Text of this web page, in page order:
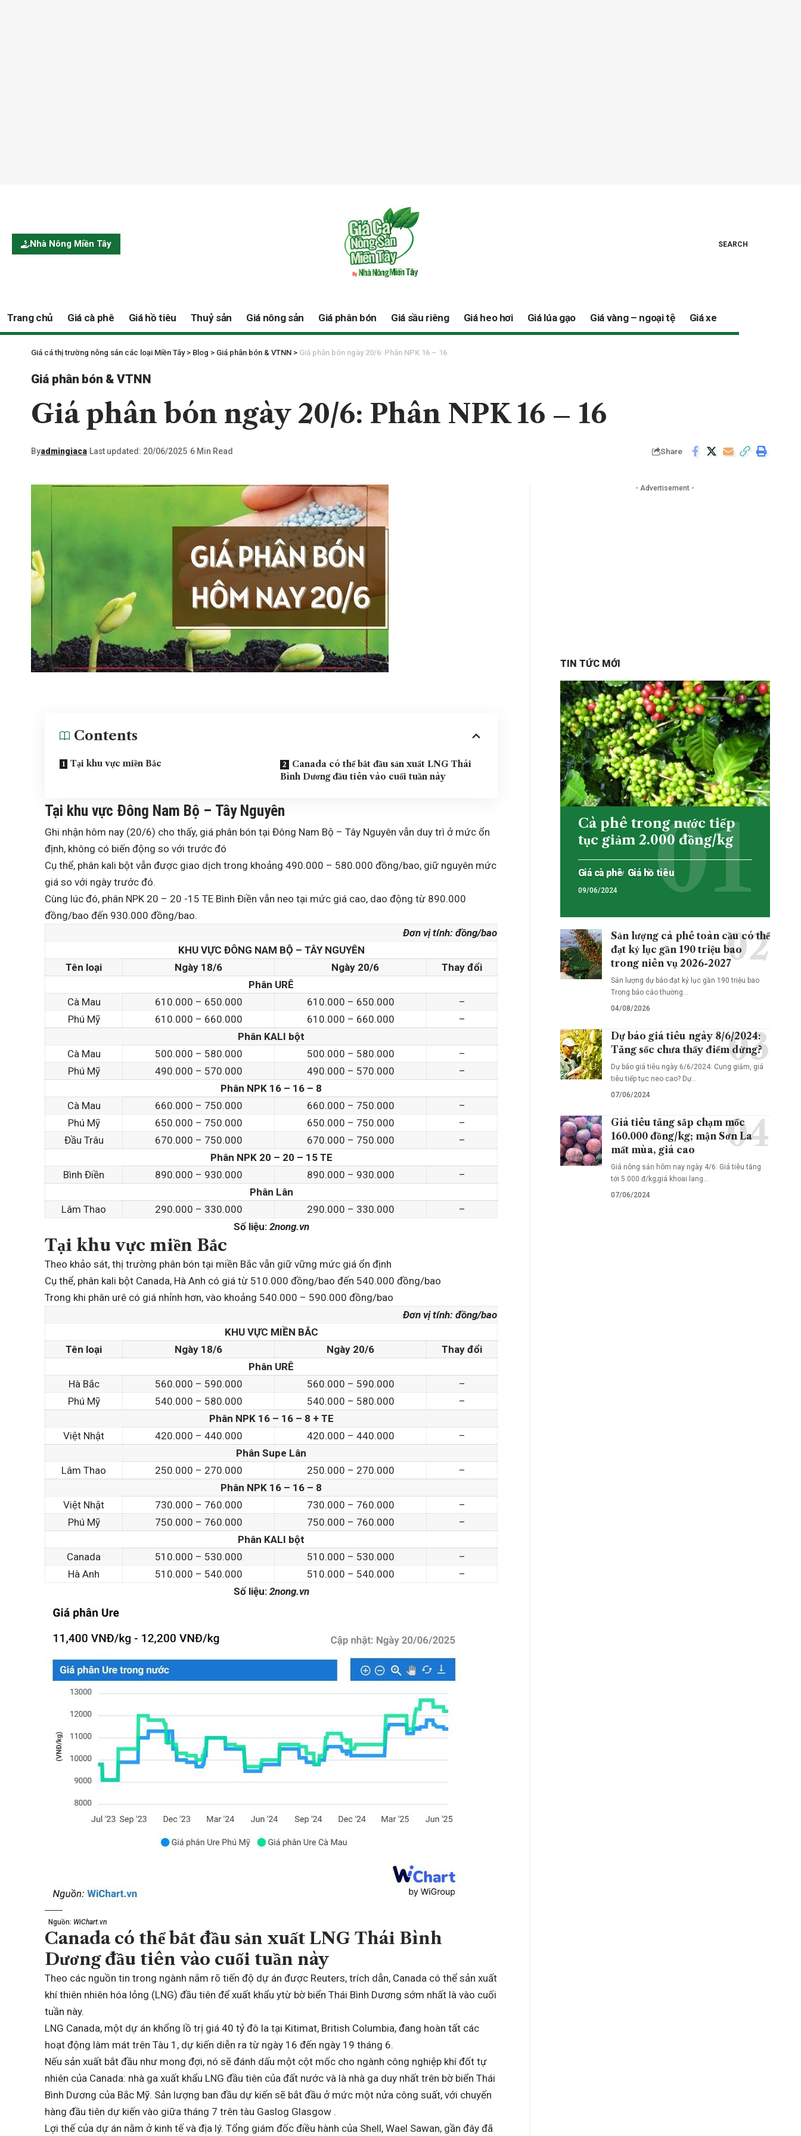
Nhà Nông Miền Tây SEARCH
Trang chủ Giá cà phê Giá hồ tiêu Thuỷ sản Giá nông sản Giá phân bón Giá sầu riêng Giá heo hơi Giá lúa gạo Giá vàng – ngoại tệ Giá xe
Giá cá thị trường nông sản các loại Miền Tây> Blog > Giá phân bón & VTNN > Giá phân bón ngày 20/6: Phân NPK 16 – 16
Giá phân bón & VTNN
Giá phân bón ngày 20/6: Phân NPK 16 – 16
Byadmingiaca Last updated: 20/06/2025 6 Min Read Share
Contents
Tại khu vực miền Bắc
Canada có thể bắt đầu sản xuất LNG Thái
Bình Dương đầu tiên vào cuối tuần này
Tại khu vực Đông Nam Bộ – Tây Nguyên
Ghi nhận hôm nay (20/6) cho thấy, giá phân bón tại Đông Nam Bộ – Tây Nguyên vẫn duy trì ở mức ổn
định, không có biến động so với trước đó
Cụ thể, phân kali bột vẫn được giao dịch trong khoảng 490.000 – 580.000 đồng/bao, giữ nguyên mức
giá so với ngày trước đó.
Cùng lúc đó, phân NPK 20 – 20 -15 TE Bình Điền vẫn neo tại mức giá cao, dao động từ 890.000
đồng/bao đến 930.000 đồng/bao.
Đơn vị tính: đồng/bao
KHU VỰC ĐÔNG NAM BỘ – TÂY NGUYÊN
Tên loại
Ngày 18/6 Ngày 20/6
Thay đổi
Phân URÊ
Cà Mau
610.000 – 650.000 610.000 – 650.000
–
Phú Mỹ
610.000 – 660.000 610.000 – 660.000
–
Phân KALI bột
Cà Mau
500.000 – 580.000 500.000 – 580.000
–
Phú Mỹ
490.000 – 570.000 490.000 – 570.000
–
Phân NPK 16 – 16 – 8
Cà Mau
660.000 – 750.000 660.000 – 750.000
–
Phú Mỹ
650.000 – 750.000 650.000 – 750.000
–
Đầu Trâu
670.000 – 750.000 670.000 – 750.000
–
Phân NPK 20 – 20 – 15 TE
Bình Điền
890.000 – 930.000 890.000 – 930.000
–
Phân Lân
Lâm Thao
290.000 – 330.000 290.000 – 330.000
–
Số liệu: 2nong.vn
Tại khu vực miền Bắc
Theo khảo sát, thị trường phân bón tại miền Bắc vẫn giữ vững mức giá ổn định
Cụ thể, phân kali bột Canada, Hà Anh có giá từ 510.000 đồng/bao đến 540.000 đồng/bao
Trong khi phân urê có giá nhỉnh hơn, vào khoảng 540.000 – 590.000 đồng/bao
Đơn vị tính: đồng/bao
KHU VỰC MIỀN BẮC
Tên loại
Ngày 18/6 Ngày 20/6
Thay đổi
Phân URÊ
Hà Bắc
560.000 – 590.000 560.000 – 590.000
–
Phú Mỹ
540.000 – 580.000 540.000 – 580.000
–
Phân NPK 16 – 16 – 8 + TE
Việt Nhật
420.000 – 440.000 420.000 – 440.000
–
Phân Supe Lân
Lâm Thao
250.000 – 270.000 250.000 – 270.000
–
Phân NPK 16 – 16 – 8
Việt Nhật
730.000 – 760.000 730.000 – 760.000
–
Phú Mỹ
750.000 – 760.000 750.000 – 760.000
–
Phân KALI bột
Canada
510.000 – 530.000 510.000 – 530.000
–
Hà Anh
510.000 – 540.000 510.000 – 540.000
–
Số liệu: 2nong.vn
Nguồn: WiChart.vn
Canada có thể bắt đầu sản xuất LNG Thái Bình
Dương đầu tiên vào cuối tuần này
Theo các nguồn tin trong ngành nắm rõ tiến độ dự án được Reuters, trích dẫn, Canada có thể sản xuất
khí thiên nhiên hóa lỏng (LNG) đầu tiên để xuất khẩu ytừ bờ biển Thái Bình Dương sớm nhất là vào cuối
tuần này.
LNG Canada, một dự án khổng lồ trị giá 40 tỷ đô la tại Kitimat, British Columbia, đang hoàn tất các
hoạt động làm mát trên Tàu 1, dự kiến ​​diễn ra từ ngày 16 đến ngày 19 tháng 6.
Nếu sản xuất bắt đầu như mong đợi, nó sẽ đánh dấu một cột mốc cho ngành công nghiệp khí đốt tự
nhiên của Canada: nhà ga xuất khẩu LNG đầu tiên của đất nước và là nhà ga duy nhất trên bờ biển Thái
Bình Dương của Bắc Mỹ. Sản lượng ban đầu dự kiến ​​sẽ bắt đầu ở mức một nửa công suất, với chuyến
hàng đầu tiên dự kiến ​​vào giữa tháng 7 trên tàu Gaslog Glasgow .
Lợi thế của dự án nằm ở kinh tế và địa lý. Tổng giám đốc điều hành của Shell, Wael Sawan, gần đây đã
- Advertisement -
TIN TỨC MỚI
Cà phê trong nước tiếp
tục giảm 2.000 đồng/kg
Giá cà phê Giá hồ tiêu
09/06/2024
Sản lượng cà phê toàn cầu có thể
đạt kỷ lục gần 190 triệu bao
trong niên vụ 2026-2027
Sản lượng dự báo đạt kỷ lục gần 190 triệu bao
Trong báo cáo thường…
04/08/2026
Dự báo giá tiêu ngày 8/6/2024:
Tăng sốc chưa thấy điểm dừng?
Dự báo giá tiêu ngày 6/6/2024: Cung giảm, giá
tiêu tiếp tục neo cao? Dự…
07/06/2024
Giá tiêu tăng sắp chạm mốc
160.000 đồng/kg; mận Sơn La
mất mùa, giá cao
Giá nông sản hôm nay ngày 4/6: Giá tiêu tăng
tới 5.000 đ/kg;giá khoai lang…
07/06/2024